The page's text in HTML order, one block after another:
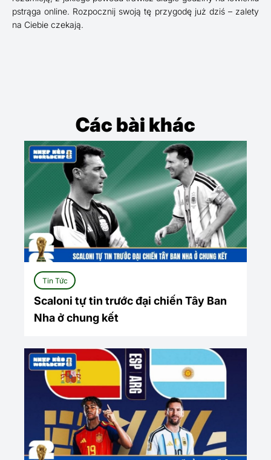
pstrąga online. Rozpocznij swoją tę przygodę już dziś – zalety
na Ciebie czekają.
Các bài khác
Tin Tức
Scaloni tự tin trước đại chiến Tây Ban
Nha ở chung kết